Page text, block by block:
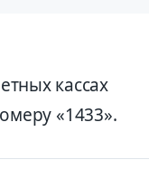
кассах
«1433».